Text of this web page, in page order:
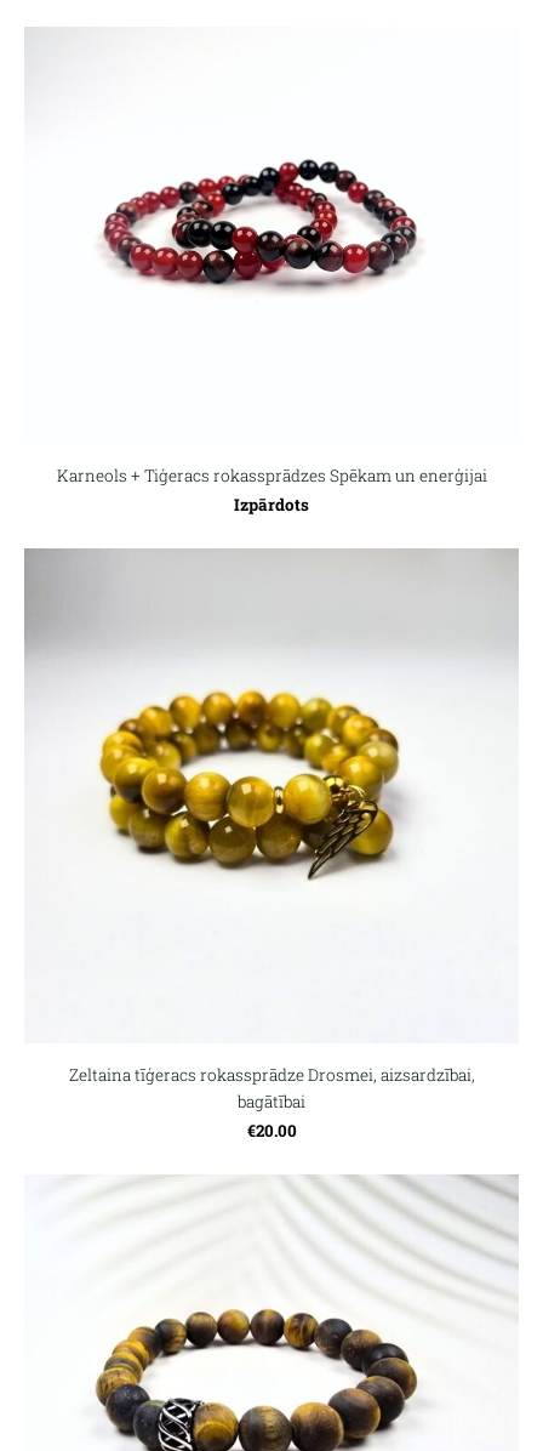
Karneols + Tiģeracs rokassprādzes Spēkam un enerģijai
Izpārdots
Zeltaina tīģeracs rokassprādze Drosmei, aizsardzībai,
bagātībai
€20.00